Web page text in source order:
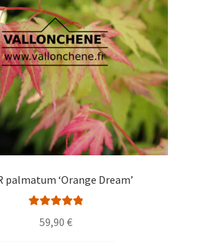
choisies
sur
la
page
du
produit
palmatum ‘Orange Dream’
59,90 €